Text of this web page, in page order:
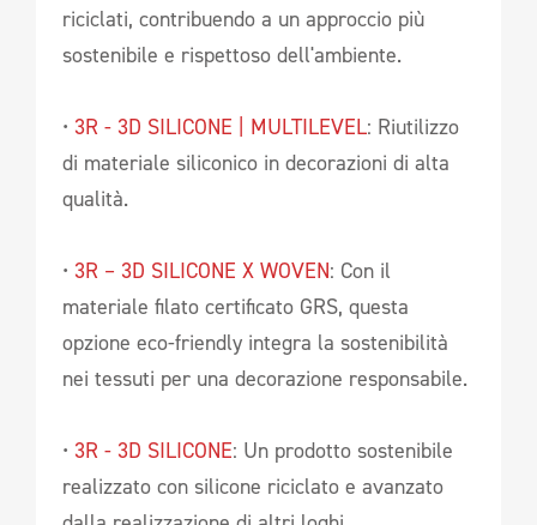
riciclati, contribuendo a un approccio più
sostenibile e rispettoso dell'ambiente.
• 3R - 3D SILICONE | MULTILEVEL: Riutilizzo
di materiale siliconico in decorazioni di alta
qualità.
• 3R – 3D SILICONE X WOVEN: Con il
materiale filato certificato GRS, questa
opzione eco-friendly integra la sostenibilità
nei tessuti per una decorazione responsabile.
• 3R - 3D SILICONE: Un prodotto sostenibile
realizzato con silicone riciclato e avanzato